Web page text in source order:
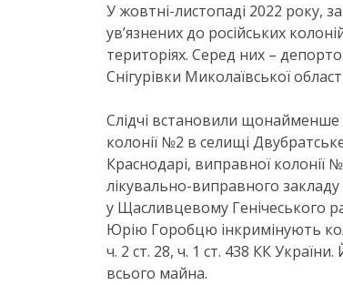
У жовтні-листопаді 2022 року,
увʼязнених до російських
територіях. Серед них –
Снігурівки Миколаївської
Слідчі встановили щонайменше
колонії №2 в селищі
Краснодарі, виправної колонії
лікувально-виправного
у Щасливцевому Генічеського
Юрію Горобцю інкримінують
ч. 2 ст. 28, ч. 1 ст. 438 КК
всього майна.